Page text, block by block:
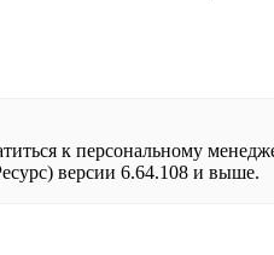
к персональному
версии 6.64.108 и выше.